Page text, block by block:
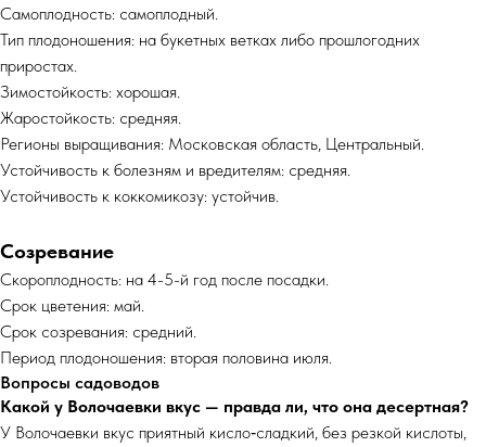
Самоплодность: самоплодный.
Тип плодоношения: на букетных ветках либо прошлогодних
приростах.
Зимостойкость: хорошая.
Жаростойкость: средняя.
Регионы выращивания: Московская область, Центральный.
Устойчивость к болезням и вредителям: средняя.
Устойчивость к коккомикозу: устойчив.
Созревание
Скороплодность: на 4-5-й год после посадки.
Срок цветения: май.
Срок созревания: средний.
Период плодоношения: вторая половина июля.
Вопросы садоводов
Какой у Волочаевки вкус — правда ли, что она десертная?
У Волочаевки вкус приятный кисло‑сладкий, без резкой кислоты,